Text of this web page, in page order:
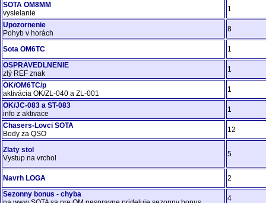
SOTA OM8MM
vysielanie
1
Upozornenie
Pohyb v horách
8
Sota OM6TC
1
OSPRAVEDLNENIE
zlý REF znak
1
OK/OM6TC/p
aktivácia OK/ZL-040 a ZL-001
1
OK/JC-083 a ST-083
info z aktivace
1
Chasers-Lovci SOTA
Body za QSO
12
Zlaty stol
Vystup na vrchol
5
Navrh LOGA
2
Sezonny bonus - chyba
4